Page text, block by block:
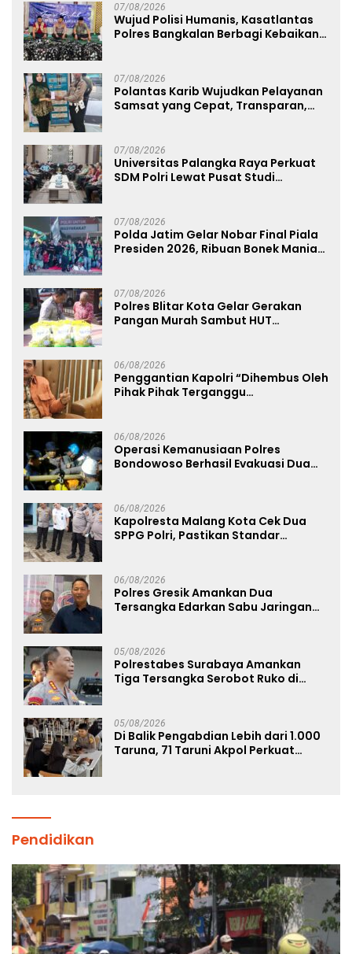
07/08/2026
Wujud Polisi Humanis, Kasatlantas
Polres Bangkalan Berbagi Kebaikan
07/08/2026
Polantas Karib Wujudkan Pelayanan
Samsat yang Cepat, Transparan,
07/08/2026
Universitas Palangka Raya Perkuat
SDM Polri Lewat Pusat Studi
07/08/2026
Polda Jatim Gelar Nobar Final Piala
Presiden 2026, Ribuan Bonek Mania
07/08/2026
Polres Blitar Kota Gelar Gerakan
Pangan Murah Sambut HUT
06/08/2026
Penggantian Kapolri “Dihembus Oleh
Pihak Pihak Terganggu
06/08/2026
Operasi Kemanusiaan Polres
Bondowoso Berhasil Evakuasi Dua
06/08/2026
Kapolresta Malang Kota Cek Dua
SPPG Polri, Pastikan Standar
06/08/2026
Polres Gresik Amankan Dua
Tersangka Edarkan Sabu Jaringan
05/08/2026
Polrestabes Surabaya Amankan
Tiga Tersangka Serobot Ruko di
05/08/2026
Di Balik Pengabdian Lebih dari 1.000
Taruna, 71 Taruni Akpol Perkuat
Pendidikan